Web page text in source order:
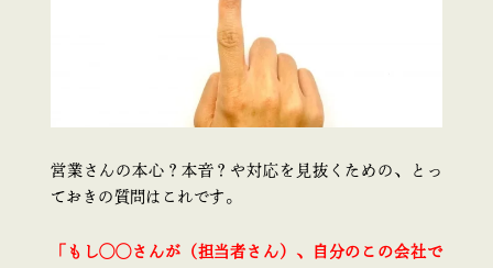
営業さんの本心？本音？や対応を見抜くための、とっ
ておきの質問はこれです。
「もし◯◯さんが（担当者さん）、自分のこの会社で